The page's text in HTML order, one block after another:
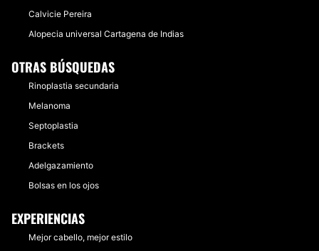
Calvicie Pereira
Alopecia universal Cartagena de Indias
OTRAS BÚSQUEDAS
Rinoplastia secundaria
Melanoma
Septoplastia
Brackets
Adelgazamiento
Bolsas en los ojos
EXPERIENCIAS
Mejor cabello, mejor estilo